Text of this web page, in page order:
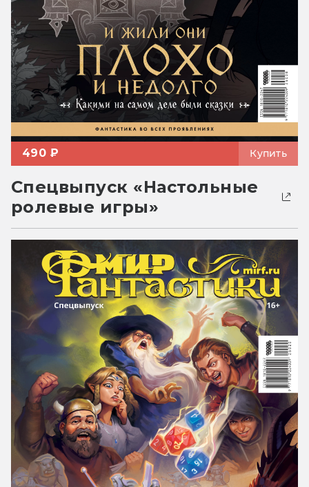
490 ₽ Купить
Спецвыпуск «Настольные
ролевые игры»